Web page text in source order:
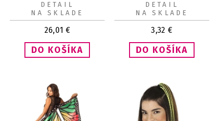
26,01 €
DETAIL
NA SKLADE
3,32 €
DETAIL
NA SKLADE